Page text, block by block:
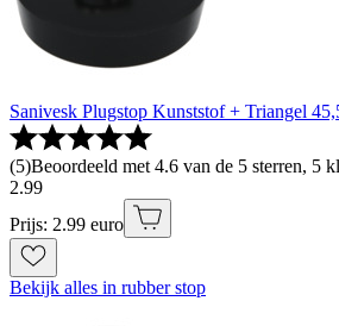
Sanivesk Plugstop Kunststof + Triangel
(5)Beoordeeld met 4.6 van de 5 sterren, 5
2.99
Prijs: 2.99 euro
Bekijk alles in rubber stop